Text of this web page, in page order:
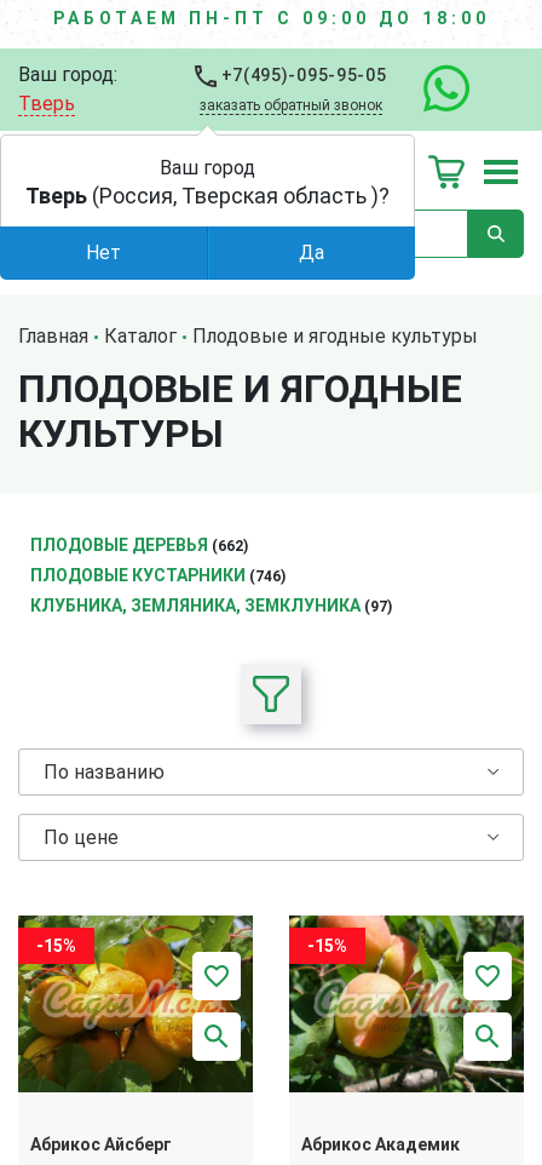
РАБОТАЕМ ПН-ПТ С 09:00 ДО 18:00
Ваш город:
Тверь
+7(495)-095-95-05
заказать обратный звонок
Главная Каталог Плодовые и ягодные культуры
ПЛОДОВЫЕ И ЯГОДНЫЕ
КУЛЬТУРЫ
ПЛОДОВЫЕ ДЕРЕВЬЯ (662)
ПЛОДОВЫЕ КУСТАРНИКИ (746)
КЛУБНИКА, ЗЕМЛЯНИКА, ЗЕМКЛУНИКА (97)
По названию
По цене
-15%
Абрикос Айсберг
-15%
Абрикос Академик
Ваш город
Тверь (Россия, Тверская область )?
Нет Да